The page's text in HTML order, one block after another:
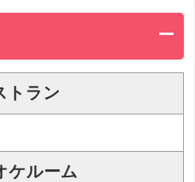
トラン
ケルーム